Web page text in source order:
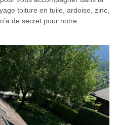
toiture en tuile, ardoise, zinc,
de secret pour notre